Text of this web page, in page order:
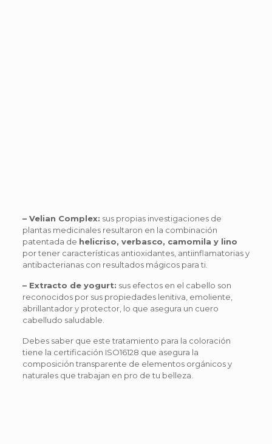
– Velian Complex: sus propias investigaciones de
plantas medicinales resultaron en la combinación
patentada de helicriso, verbasco, camomila y lino
por tener características antioxidantes, antiinflamatorias y
antibacterianas con resultados mágicos para ti.
– Extracto de yogurt: sus efectos en el cabello son
reconocidos por sus propiedades lenitiva, emoliente,
abrillantador y protector, lo que asegura un cuero
cabelludo saludable.
Debes saber que este tratamiento para la coloración
tiene la certificación ISO16128 que asegura la
composición transparente de elementos orgánicos y
naturales que trabajan en pro de tu belleza.